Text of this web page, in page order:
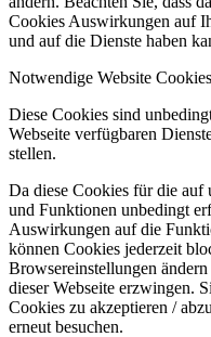
Cookies Auswirkungen auf
und auf die Dienste haben
Notwendige Website Cookies
Diese Cookies sind
Webseite verfügbaren
stellen.
Da diese Cookies für die auf
und Funktionen unbedingt
Auswirkungen auf die
können Cookies jederzeit
Browsereinstellungen
dieser Webseite erzwingen.
Cookies zu akzeptieren /
erneut besuchen.